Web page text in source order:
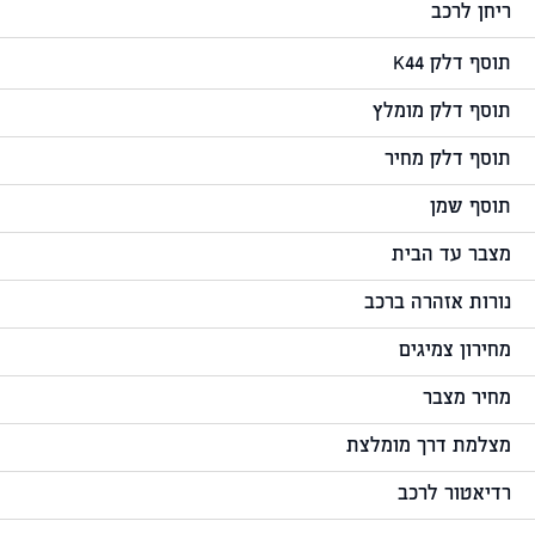
ריחן לרכב
תוסף דלק K44
תוסף דלק מומלץ
תוסף דלק מחיר
תוסף שמן
מצבר עד הבית
נורות אזהרה ברכב
מחירון צמיגים
מחיר מצבר
מצלמת דרך מומלצת
רדיאטור לרכב